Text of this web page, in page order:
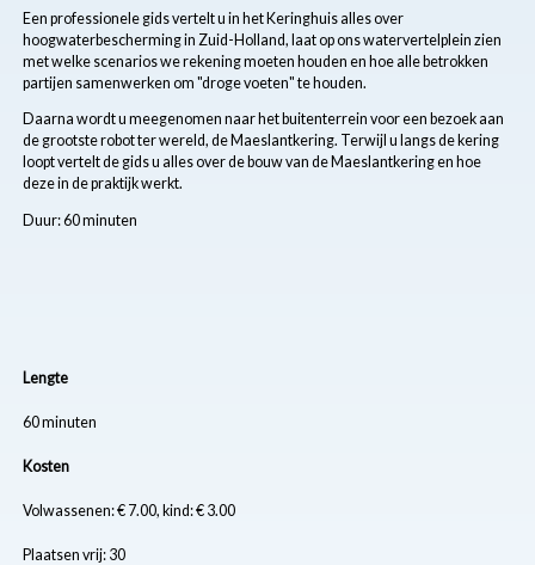
Een professionele gids vertelt u in het Keringhuis alles over
hoogwaterbescherming in Zuid-Holland, laat op ons watervertelplein zien
met welke scenarios we rekening moeten houden en hoe alle betrokken
partijen samenwerken om "droge voeten" te houden.
Daarna wordt u meegenomen naar het buitenterrein voor een bezoek aan
de grootste robot ter wereld, de Maeslantkering. Terwijl u langs de kering
loopt vertelt de gids u alles over de bouw van de Maeslantkering en hoe
deze in de praktijk werkt.
Duur: 60 minuten
Lengte
60 minuten
Kosten
Volwassenen: € 7.00, kind: € 3.00
Plaatsen vrij: 30